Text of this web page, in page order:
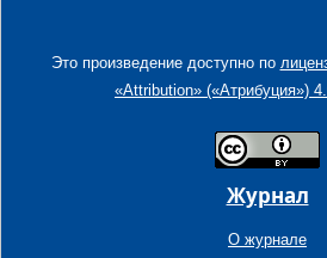
Это произведение доступно по
«Attribution» («Атрибуция»)
Журнал
О журнале